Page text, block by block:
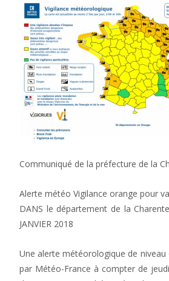
Communiqué de la préfecture de la
Alerte météo Vigilance orange pour
DANS le département de la
JANVIER 2018
Une alerte météorologique de
par Météo-France à compter de